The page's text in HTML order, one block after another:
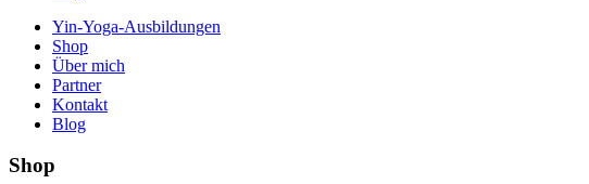
Yin-Yoga-Ausbildungen
Shop
Über mich
Partner
Kontakt
Blog
Shop